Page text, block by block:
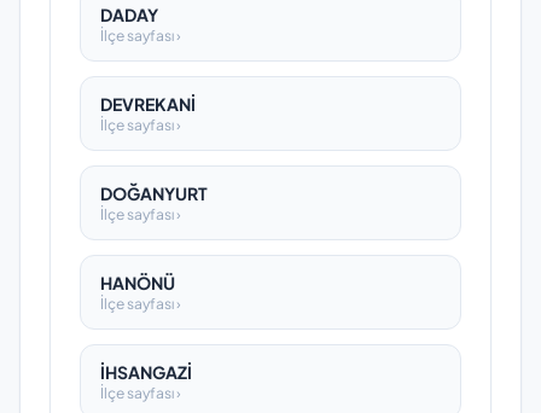
DADAY
İlçe sayfası ›
DEVREKANİ
İlçe sayfası ›
DOĞANYURT
İlçe sayfası ›
HANÖNÜ
İlçe sayfası ›
İHSANGAZİ
İlçe sayfası ›